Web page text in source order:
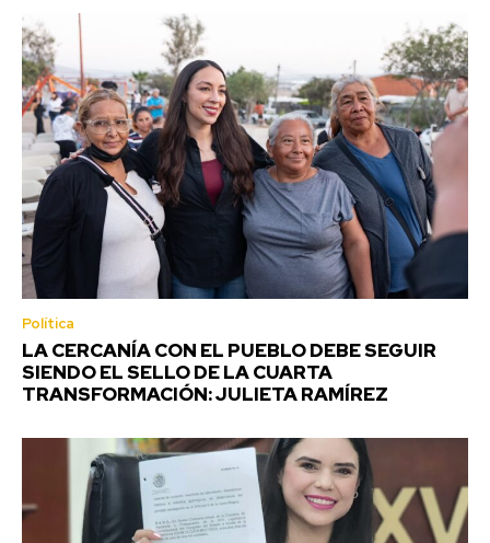
Política
LA CERCANÍA CON EL PUEBLO DEBE SEGUIR
SIENDO EL SELLO DE LA CUARTA
TRANSFORMACIÓN: JULIETA RAMÍREZ